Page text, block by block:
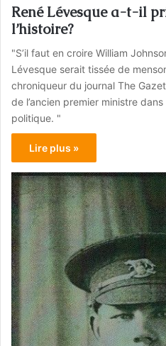
René Lévesque a-t-il
l’histoire?
"S’il faut en croire William
Lévesque serait tissée de
chroniqueur du journal The
de l’ancien premier ministre
politique. "
Lire plus »